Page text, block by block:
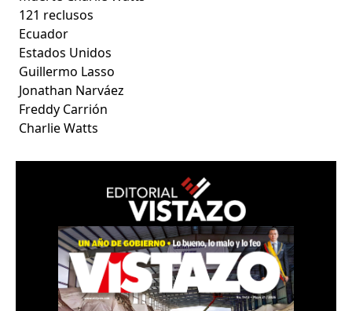
121 reclusos
Ecuador
Estados Unidos
Guillermo Lasso
Jonathan Narváez
Freddy Carrión
Charlie Watts